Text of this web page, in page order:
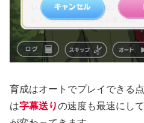
育成はオートでプレイできる
は字幕送りの速度も最速にし